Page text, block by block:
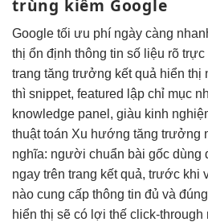
trùng kiếm Google
Google tối ưu phí ngày càng
thị ổn định thông tin số liệu rõ trực
trang tăng trưởng kết quả hiển thị
thì snippet, featured lập chỉ mục
knowledge panel, giàu kinh
thuật toán Xu hướng tăng trưởng
nghĩa: người chuẩn bài gốc dùng
ngay trên trang kết quả, trước khi
nào cung cấp thông tin đủ và
hiển thị sẽ có lợi thế click-